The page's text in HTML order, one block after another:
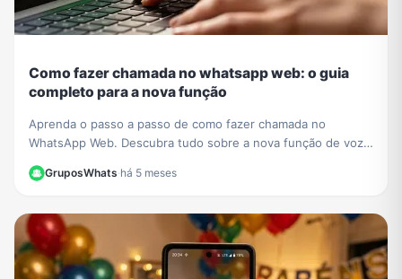
Como fazer chamada no whatsapp web: o guia
completo para a nova função
Aprenda o passo a passo de como fazer chamada no
WhatsApp Web. Descubra tudo sobre a nova função de voz
e vídeo que chegou ao navegador sem instalar nada.
GruposWhats·há 5 meses